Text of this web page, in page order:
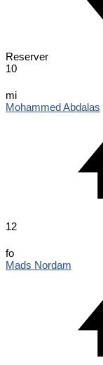
Reserver
10
mi
Mohammed Abdalas
12
fo
Mads Nordam